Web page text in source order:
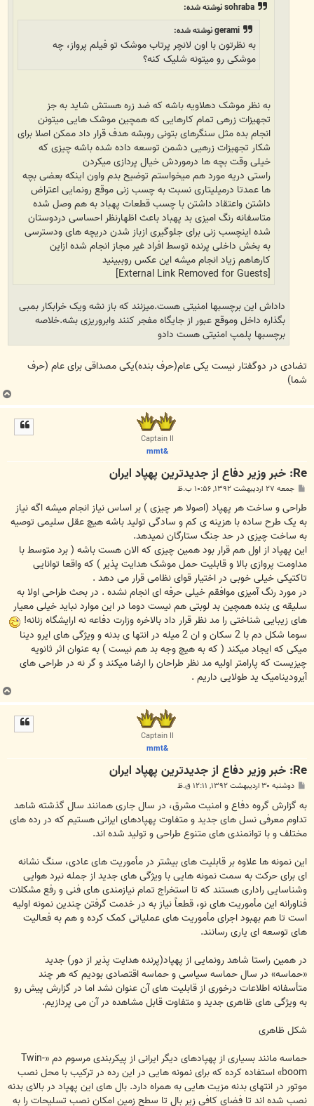
sohraba نوشته شده:
gerami نوشته شده:
به نظرتون با اون لانچر پرتاب موشک تو فیلم پرواز، چه
موشکی رو میتونه شلیک کنه؟
به نظر موشک دهلاویه باشه که ضد زره هستش شاید به جز
تجهیزات زرهی تمام کارهایی که همچین موشک هایی میتونن
انجام بده مثل سنگرهای بتونی روبشه هدف قرار داد ممکن اصلا برای
شکار تجهیزات زرهیی دشمن توسعه داده شده باشه چیزی که
خیلی وقت بچه ها درموردش خیال پردازی میکردن
راستی دریه مورد هم میخواستم توضیح بدم واون اینکه بعضی بچه
ها عمدتا درمیلیتاری نسبت به چسب زنی موقع رونمایی اعتراض
داشتن واعتقاد داشتن با چسب قطعات پهباد به هم وصل شده
متاسفانه رنگ امیزی بد پهباد باعث اظهارنظر احساسی دردوستان
شده اینچسب زنی برای جلوگیری ازباز شدن دریچه های ودسترسی
به بخش داخلی پرنده توسط افراد غیر مجاز انجام شده ازاین
کارهاهم زیاد انجام میشه این عکس روببینید
[External Link Removed for Guests]
داداش این برچسبها امنیتی هست.میزنند که باز نشه ویک خرابکار بمبی
بگذاره داخل وموقع عبور از جایگاه مفجر کنند وابروریزی بشه.خلاصه
برچسبها پلمپ امنیتی هست دادو
تضادی در دوگفتار نیست یکی عام(حرف بنده)یکی مصداقی برای عام (حرف
شما)
Captain II
&mmt
Re: خبر وزیر دفاع از جدیدترین پهپاد ایران
ت
جمعه ۲۷ اردیبهشت ۱۳۹۲, ۱۰:۵۶ ب.ظ
طراحی و ساخت هر پهپاد (اصولا هر چیزی ) بر اساس نیاز انجام میشه اگه نیاز
به یک طرح ساده با هزینه ی کم و سادگی تولید باشه هیچ عقل سلیمی توصیه
به ساخت چیزی در حد جنگ ستارگان نمیدهد.
این پهپاد از اول هم قرار بود همین چیزی که الان هست باشه ( برد متوسط با
مداومت پروازی بالا و قابلیت حمل موشک هدایت پذیر ) که واقعا توانایی
تاکتیکی خیلی خوبی در اختیار قوای نظامی قرار می دهد .
در مورد رنگ آمیزی موافقم خیلی حرفه ای انجام نشده . در بحث طراحی اولا به
سلیقه ی بنده همچین بد لوبتی هم نیست دوما در این موارد نباید خیلی معیار
های زیبایی شناختی را مد نظر قرار داد بالاخره وزارت دفاعه نه ارایشگاه زنانه!
سوما شکل دم با 2 سکان و ان 2 میله در انتها ی بدنه و ویژگی های ایرو دینا
میکی که ایجاد میکند ( که به هیچ وجه بد هم نیست ) به عنوان اثر ثانویه
چیزیست که پارامتر اولیه مد نظر طراحان را ارضا میکند و گر نه در طراحی های
آیرودینامیک ید طولایی داریم .
Captain II
&mmt
Re: خبر وزیر دفاع از جدیدترین پهپاد ایران
ت
دوشنبه ۳۰ اردیبهشت ۱۳۹۲, ۱۲:۱۱ ق.ظ
به گزارش گروه دفاع و امنیت مشرق، در سال جاری همانند سال گذشته شاهد
تداوم معرفی نسل های جدید و متفاوت پهپادهای ایرانی هستیم که در رده های
مختلف و با توانمندی های متنوع طراحی و تولید شده اند.
این نمونه ها علاوه بر قابلیت های بیشتر در مأموریت های عادی، سنگ نشانه
ای برای حرکت به سمت نمونه هایی با ویژگی های جدید از جمله نبرد هوایی
وشناسایی راداری هستند که تا استخراج تمام نیازمندی های فنی و رفع مشکلات
فناورانه این مأموریت های نو، قطعاً نیاز به در خدمت گرفتن چندین نمونه اولیه
است تا هم بهبود اجرای مأموریت های عملیاتی کمک کرده و هم به فعالیت
های توسعه ای یاری رسانند.
در همین راستا شاهد رونمایی از پهپاد(پرنده هدایت پذیر از دور) جدید
«حماسه» در سال حماسه سیاسی و حماسه اقتصادی بودیم که هر چند
متأسفانه اطلاعات درخوری از قابلیت های آن عنوان نشد اما در گزارش پیش رو
به ویژگی های ظاهری جدید و متفاوت قابل مشاهده در آن می پردازیم.
شکل ظاهری
حماسه مانند بسیاری از پهپادهای دیگر ایرانی از پیکربندی مرسوم دم «Twin-
boom» استفاده کرده که برای نمونه هایی در این رده در ترکیب با محل نصب
موتور در انتهای بدنه مزیت هایی به همراه دارد. بال های این پهپاد در بالای بدنه
نصب شده اند تا فضای کافی زیر بال تا سطح زمین امکان نصب تسلیحات را به